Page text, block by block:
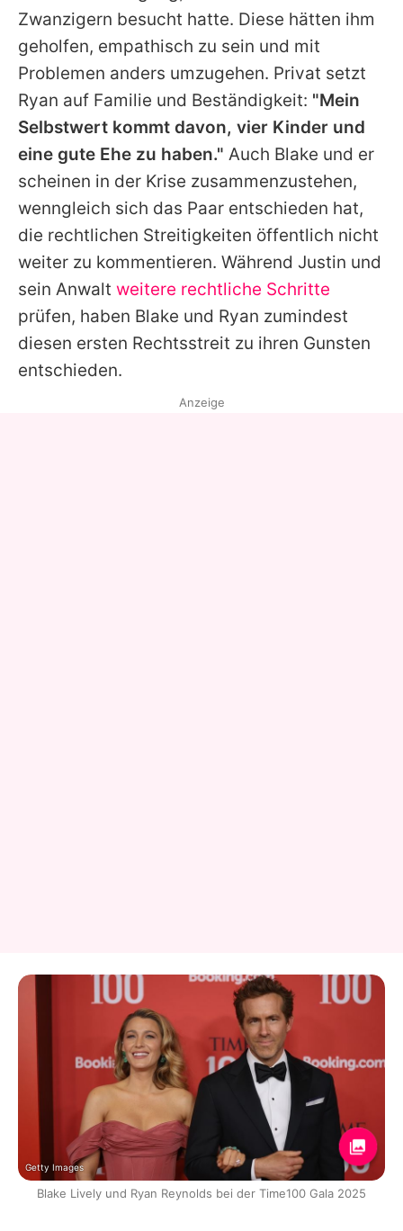
Zwanzigern besucht hatte. Diese hätten ihm
geholfen, empathisch zu sein und mit
Problemen anders umzugehen. Privat setzt
Ryan auf Familie und Beständigkeit: "Mein
Selbstwert kommt davon, vier Kinder und
eine gute Ehe zu haben." Auch Blake und er
scheinen in der Krise zusammenzustehen,
wenngleich sich das Paar entschieden hat,
die rechtlichen Streitigkeiten öffentlich nicht
weiter zu kommentieren. Während Justin und
sein Anwalt weitere rechtliche Schritte
prüfen, haben Blake und Ryan zumindest
diesen ersten Rechtsstreit zu ihren Gunsten
entschieden.
Anzeige
Getty Images
Blake Lively und Ryan Reynolds bei der Time100 Gala 2025